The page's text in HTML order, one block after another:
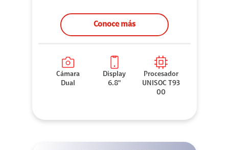
Conoce más
Cámara
Dual
Display
6.8"
Procesador
UNISOC T93
00